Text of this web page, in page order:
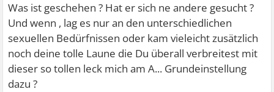
Was ist geschehen ? Hat er sich ne andere gesucht ?
Und wenn , lag es nur an den unterschiedlichen
sexuellen Bedürfnissen oder kam vieleicht zusätzlich
noch deine tolle Laune die Du überall verbreitest mit
dieser so tollen leck mich am A... Grundeinstellung
dazu ?